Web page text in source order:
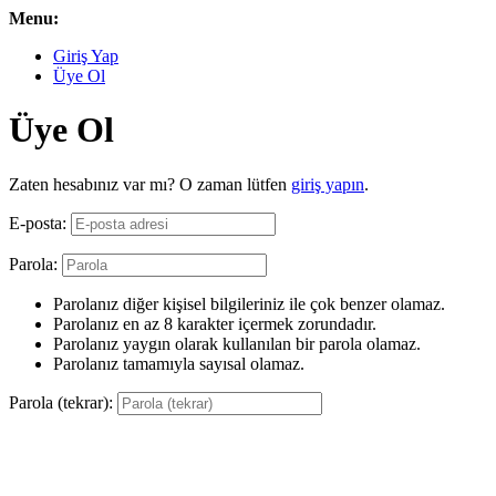
Menu:
Giriş Yap
Üye Ol
Üye Ol
Zaten hesabınız var mı? O zaman lütfen giriş yapın.
E-posta:
Parola:
Parolanız diğer kişisel bilgileriniz ile çok benzer olamaz.
Parolanız en az 8 karakter içermek zorundadır.
Parolanız yaygın olarak kullanılan bir parola olamaz.
Parolanız tamamıyla sayısal olamaz.
Parola (tekrar):